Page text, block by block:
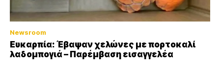
Newsroom
Ευκαρπία: Έβαψαν χελώνες με πορτοκαλί
λαδομπογιά – Παρέμβαση εισαγγελέα